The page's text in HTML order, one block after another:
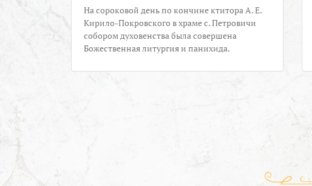
На сороковой день по кончине ктитора А. Е.
Кирило-Покровского в храме с. Петровичи
собором духовенства была совершена
Божественная литургия и панихида.